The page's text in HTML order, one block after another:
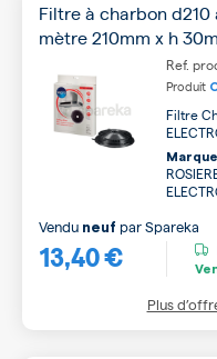
Filtre à charbon
mètre 210mm x h
Ref.
Produit
Filtre
13,40 €
Vendu neuf parSpareka
Plus